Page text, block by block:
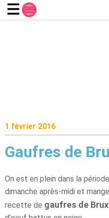
1 février 2016
Gaufres de
On est en plein dans la
dimanche après-midi et
recette de gaufres de